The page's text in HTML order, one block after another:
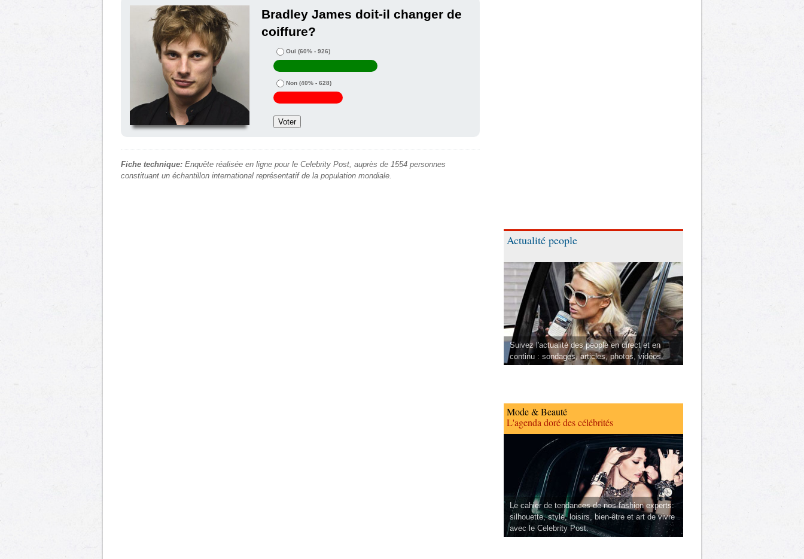
Bradley James doit-il changer de
coiffure?
Oui (60% - 926)
Non (40% - 628)
Fiche technique: Enquête réalisée en ligne pour le Celebrity Post, auprès de 1554 personnes
constituant un échantillon international représentatif de la population mondiale.
Actualité people
Suivez l'actualité des people en direct et en
continu : sondages, articles, photos, vidéos.
Mode & Beauté
L'agenda doré des célébrités
Le cahier de tendances de nos fashion experts:
silhouette, style, loisirs, bien-être et art de vivre
avec le Celebrity Post.